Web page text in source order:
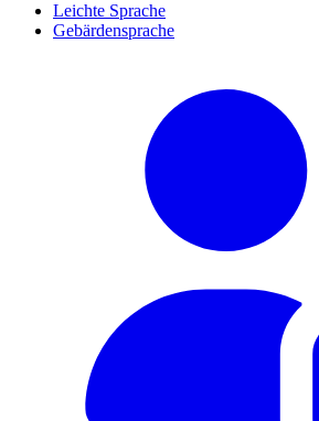
Leichte Sprache
Gebärdensprache